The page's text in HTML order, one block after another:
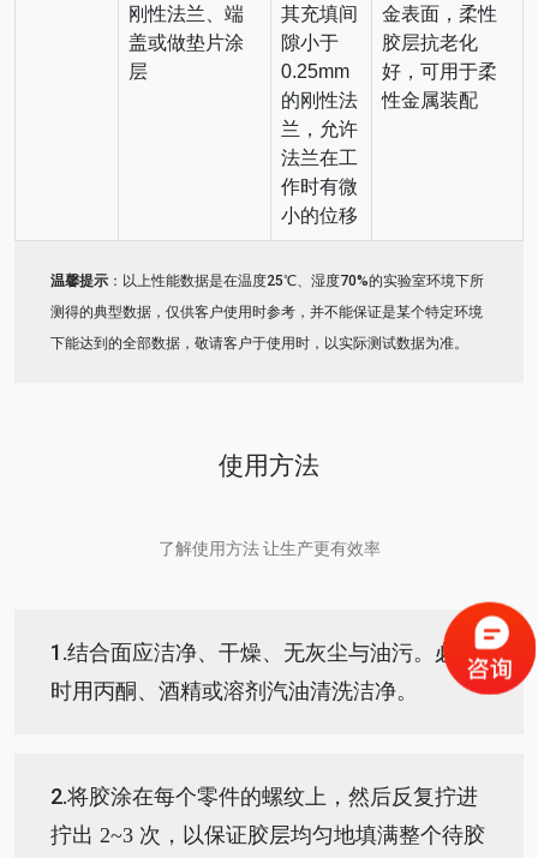
刚性法兰、端
盖或做垫片涂
层
其充填间
隙小于
0.25mm
的刚性法
兰，允许
法兰在工
作时有微
小的位移
金表面，柔性
胶层抗老化
好，可用于柔
性金属装配
温馨提示 ：以上性能数据是在温度25℃、湿度70%的实验室环境下所
测得的典型数据，仅供客户使用时参考，并不能保证是某个特定环境
下能达到的全部数据，敬请客户于使用时，以实际测试数据为准。
使用方法
了解使用方法 让生产更有效率
1.结合面应洁净、干燥、无灰尘与油污。必要
时用丙酮、酒精或溶剂汽油清洗洁净。
2.将胶涂在每个零件的螺纹上，然后反复拧进
拧出 2~3 次，以保证胶层均匀地填满整个待胶